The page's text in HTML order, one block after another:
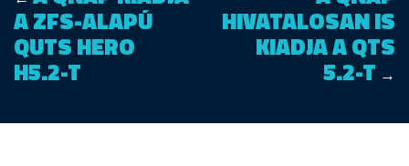
A ZFS-ALAPÚ
QUTS HERO
H5.2-T
HIVATALOSAN IS
KIADJA A QTS
5.2-T →